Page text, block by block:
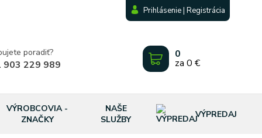
Prihlásenie | Registrácia
poradiť?
903 229 989
0
za 0 €
VÝROBCOVIA -
ZNAČKY
NAŠE
SLUŽBY
VÝPREDAJ